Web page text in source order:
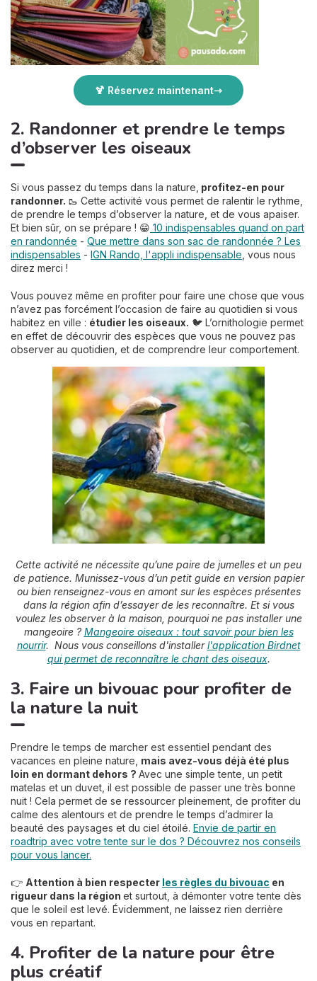
🍹 Réservez maintenant
2. Randonner et prendre le temps
d’observer les oiseaux
Si vous passez du temps dans la nature, profitez-en pour
randonner. 🥾 Cette activité vous permet de ralentir le rythme,
de prendre le temps d’observer la nature, et de vous apaiser.
Et bien sûr, on se prépare ! 😁 10 indispensables quand on part
en randonnée - Que mettre dans son sac de randonnée ? Les
indispensables - IGN Rando, l'appli indispensable, vous nous
direz merci !
Vous pouvez même en profiter pour faire une chose que vous
n’avez pas forcément l’occasion de faire au quotidien si vous
habitez en ville : étudier les oiseaux. 🐦 L’ornithologie permet
en effet de découvrir des espèces que vous ne pouvez pas
observer au quotidien, et de comprendre leur comportement.
Cette activité ne nécessite qu’une paire de jumelles et un peu
de patience. Munissez-vous d’un petit guide en version papier
ou bien renseignez-vous en amont sur les espèces présentes
dans la région afin d’essayer de les reconnaître. Et si vous
voulez les observer à la maison, pourquoi ne pas installer une
mangeoire ? Mangeoire oiseaux : tout savoir pour bien les
nourrir. Nous vous conseillons d'installerl'application Birdnet
qui permet de reconnaître le chant des oiseaux.
3. Faire un bivouac pour profiter de
la nature la nuit
Prendre le temps de marcher est essentiel pendant des
vacances en pleine nature, mais avez-vous déjà été plus
loin en dormant dehors ? Avec une simple tente, un petit
matelas et un duvet, il est possible de passer une très bonne
nuit ! Cela permet de se ressourcer pleinement, de profiter du
calme des alentours et de prendre le temps d’admirer la
beauté des paysages et du ciel étoilé. Envie de partir en
roadtrip avec votre tente sur le dos ? Découvrez nos conseils
pour vous lancer.
👉 Attention à bien respecter les règles du bivouac en
rigueur dans la région et surtout, à démonter votre tente dès
que le soleil est levé. Évidemment, ne laissez rien derrière
vous en repartant.
4. Profiter de la nature pour être
plus créatif